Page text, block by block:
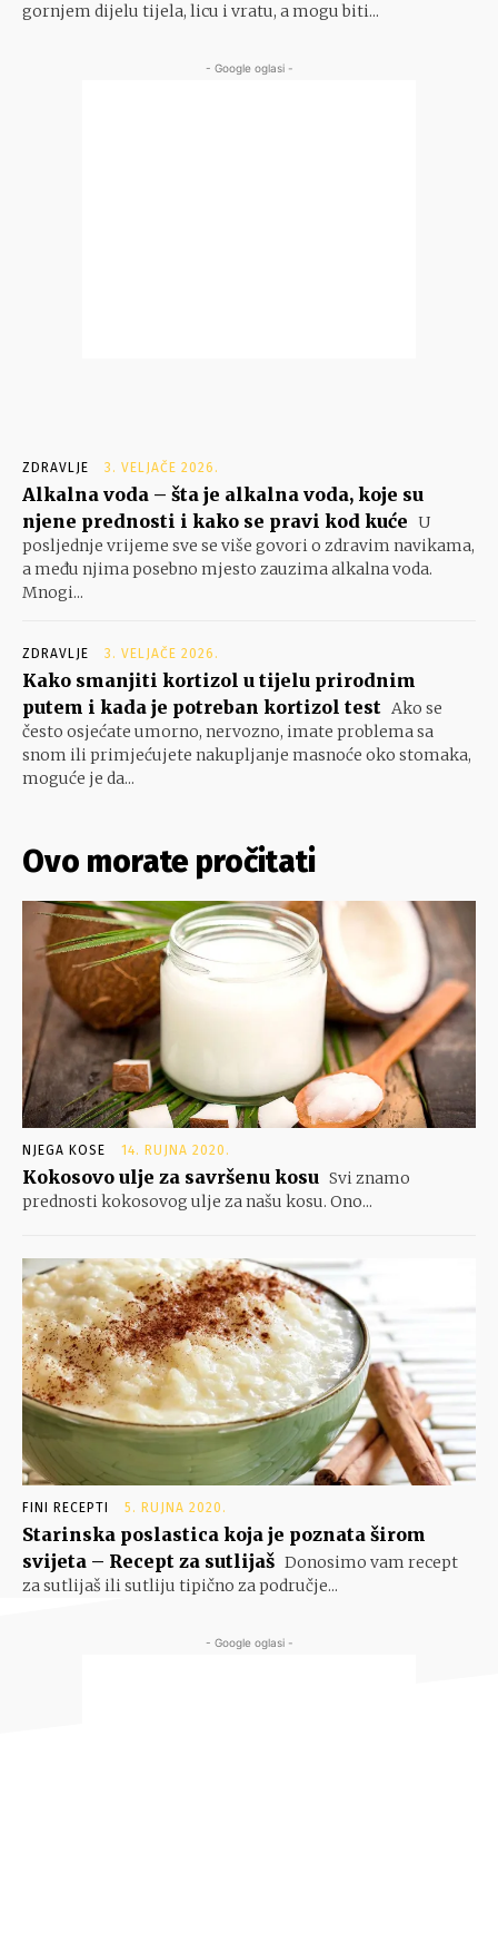
gornjem dijelu tijela, licu i vratu, a mogu biti...
- Google oglasi -
ZDRAVLJE 3. VELJAČE 2026.
Alkalna voda – šta je alkalna voda, koje su
njene prednosti i kako se pravi kod kuće U
posljednje vrijeme sve se više govori o zdravim navikama,
a među njima posebno mjesto zauzima alkalna voda.
Mnogi...
ZDRAVLJE 3. VELJAČE 2026.
Kako smanjiti kortizol u tijelu prirodnim
putem i kada je potreban kortizol test Ako se
često osjećate umorno, nervozno, imate problema sa
snom ili primjećujete nakupljanje masnoće oko stomaka,
moguće je da...
Ovo morate pročitati
NJEGA KOSE 14. RUJNA 2020.
Kokosovo ulje za savršenu kosu Svi znamo
prednosti kokosovog ulje za našu kosu. Ono...
FINI RECEPTI 5. RUJNA 2020.
Starinska poslastica koja je poznata širom
svijeta – Recept za sutlijaš Donosimo vam recept
za sutlijaš ili sutliju tipično za područje...
- Google oglasi -